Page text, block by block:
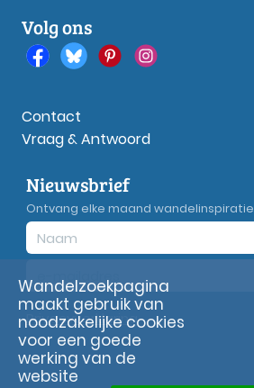
Volg ons
Contact
Vraag & Antwoord
Nieuwsbrief
Ontvang elke maand wandelinspiratie
Privacyverklaring
Wandelzoekpagina
maakt gebruik van
noodzakelijke cookies
voor een goede
werking van de
website